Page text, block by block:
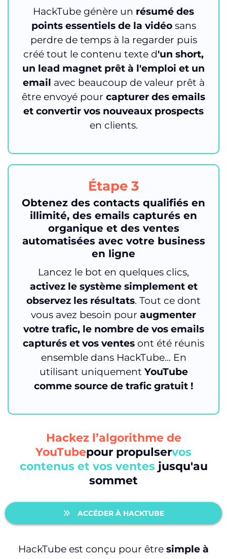
HackTube génère un résumé des
points essentiels de la vidéosans
perdre de temps à la regarder puis
créé tout le contenu texte d'un short,
un lead magnet prêt à l'emploi et un
email avec beaucoup de valeur prêt à
être envoyé pour capturer des emails
et convertir vos nouveaux prospects
en clients.
Étape 3
Obtenez des contacts qualifiés en
illimité, des emails capturés en
organique et des ventes
automatisées avec votre business
en ligne
Lancez le bot en quelques clics,
activez le système simplement et
observez les résultats. Tout ce dont
vous avez besoin pour augmenter
votre trafic, le nombre de vos emails
capturés et vos ventes ont été réunis
ensemble dans HackTube... En
utilisant uniquement YouTube
comme source de trafic gratuit !
Hackez l’algorithme de
YouTubepour propulservos
contenus et vos ventes jusqu'au
sommet
ACCÉDER À HACKTUBE
HackTube est conçu pour être simple à